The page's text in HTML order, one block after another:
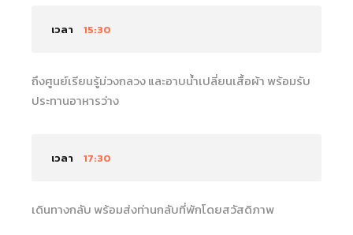
เวลา 15:30
ถึงศูนย์เรียนรู้ม่วงกลวง และอาบน้ำเปลี่ยนเสื้อผ้า พร้อมรับ
ประทานอาหารว่าง
เวลา 17:30
เดินทางกลับ พร้อมส่งท่านกลับที่พักโดยสวัสดิภาพ